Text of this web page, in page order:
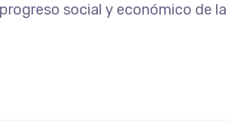
social y económico de la